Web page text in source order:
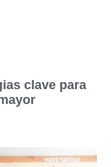
clave para